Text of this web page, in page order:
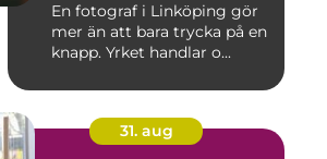
En fotograf i Linköping gör
mer än att bara trycka på en
knapp. Yrket handlar o...
31. aug